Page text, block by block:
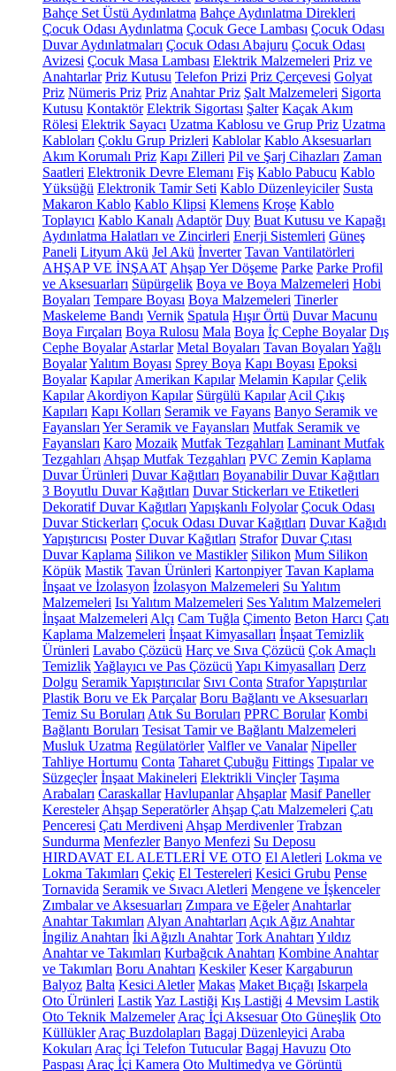
Bahçe Set Üstü Aydınlatma Bahçe Aydınlatma Direkleri
Çocuk Odası Aydınlatma Çocuk Gece Lambası Çocuk Odası
Duvar Aydınlatmaları Çocuk Odası Abajuru Çocuk Odası
Avizesi Çocuk Masa Lambası Elektrik Malzemeleri Priz ve
Anahtarlar Priz Kutusu Telefon Prizi Priz Çerçevesi Golyat
Priz Nümeris Priz Priz Anahtar Priz Şalt Malzemeleri Sigorta
Kutusu Kontaktör Elektrik Sigortası Şalter Kaçak Akım
Rölesi Elektrik Sayacı Uzatma Kablosu ve Grup Priz Uzatma
Kabloları Çoklu Grup Prizleri Kablolar Kablo Aksesuarları
Akım Korumalı Priz Kapı Zilleri Pil ve Şarj Cihazları Zaman
Saatleri Elektronik Devre Elemanı Fiş Kablo Pabucu Kablo
Yüksüğü Elektronik Tamir Seti Kablo Düzenleyiciler Susta
Makaron Kablo Kablo Klipsi Klemens Kroşe Kablo
Toplayıcı Kablo Kanalı Adaptör Duy Buat Kutusu ve Kapağı
Aydınlatma Halatları ve Zincirleri Enerji Sistemleri Güneş
Paneli Lityum Akü Jel Akü İnverter Tavan Vantilatörleri
AHŞAP VE İNŞAAT Ahşap Yer Döşeme Parke Parke Profil
ve Aksesuarları Süpürgelik Boya ve Boya Malzemeleri Hobi
Boyaları Tempare Boyası Boya Malzemeleri Tinerler
Maskeleme Bandı Vernik Spatula Hışır Örtü Duvar Macunu
Boya Fırçaları Boya Rulosu Mala Boya İç Cephe Boyalar Dış
Cephe Boyalar Astarlar Metal Boyaları Tavan Boyaları Yağlı
BoyalarYalıtım Boyası Sprey Boya Kapı Boyası Epoksi
Boyalar Kapılar Amerikan Kapılar Melamin Kapılar Çelik
Kapılar Akordiyon Kapılar Sürgülü Kapılar Acil Çıkış
Kapıları Kapı Kolları Seramik ve Fayans Banyo Seramik ve
Fayansları Yer Seramik ve Fayansları Mutfak Seramik ve
Fayansları Karo Mozaik Mutfak Tezgahları Laminant Mutfak
Tezgahları Ahşap Mutfak Tezgahları PVC Zemin Kaplama
Duvar Ürünleri Duvar Kağıtları Boyanabilir Duvar Kağıtları
3 Boyutlu Duvar Kağıtları Duvar Stickerları ve Etiketleri
Dekoratif Duvar Kağıtları Yapışkanlı Folyolar Çocuk Odası
Duvar Stickerları Çocuk Odası Duvar Kağıtları Duvar Kağıdı
Yapıştırıcısı Poster Duvar Kağıtları Strafor Duvar Çıtası
Duvar Kaplama Silikon ve Mastikler Silikon Mum Silikon
Köpük Mastik Tavan Ürünleri Kartonpiyer Tavan Kaplama
İnşaat ve İzolasyon İzolasyon Malzemeleri Su Yalıtım
Malzemeleri Isı Yalıtım Malzemeleri Ses Yalıtım Malzemeleri
İnşaat Malzemeleri Alçı Cam Tuğla Çimento Beton Harcı Çatı
Kaplama Malzemeleri İnşaat Kimyasalları İnşaat Temizlik
Ürünleri Lavabo Çözücü Harç ve Sıva Çözücü Çok Amaçlı
TemizlikYağlayıcı ve Pas Çözücü Yapı Kimyasalları Derz
Dolgu Seramik Yapıştırıcılar Sıvı Conta Strafor Yapıştırılar
Plastik Boru ve Ek Parçalar Boru Bağlantı ve Aksesuarları
Temiz Su Boruları Atık Su Boruları PPRC Borular Kombi
Bağlantı Boruları Tesisat Tamir ve Bağlantı Malzemeleri
Musluk Uzatma Regülatörler Valfler ve Vanalar Nipeller
Tahliye Hortumu Conta Taharet Çubuğu Fittings Tıpalar ve
Süzgeçler İnşaat Makineleri Elektrikli Vinçler Taşıma
Arabaları Caraskallar Havlupanlar Ahşaplar Masif Paneller
Keresteler Ahşap Seperatörler Ahşap Çatı Malzemeleri Çatı
Penceresi Çatı Merdiveni Ahşap Merdivenler Trabzan
Sundurma Menfezler Banyo Menfezi Su Deposu
HIRDAVAT EL ALETLERİ VE OTO El Aletleri Lokma ve
Lokma Takımları Çekiç El Testereleri Kesici Grubu Pense
Tornavida Seramik ve Sıvacı Aletleri Mengene ve İşkenceler
Zımbalar ve Aksesuarları Zımpara ve Eğeler Anahtarlar
Anahtar Takımları Alyan Anahtarları Açık Ağız Anahtar
İngiliz Anahtarı İki Ağızlı Anahtar Tork Anahtarı Yıldız
Anahtar ve Takımları Kurbağcık Anahtarı Kombine Anahtar
ve Takımları Boru Anahtarı Keskiler Keser Kargaburun
Balyoz Balta Kesici Aletler Makas Maket Bıçağı Iskarpela
Oto Ürünleri LastikYaz Lastiği Kış Lastiği 4 Mevsim Lastik
Oto Teknik Malzemeler Araç İçi Aksesuar Oto Güneşlik Oto
Küllükler Araç Buzdolapları Bagaj Düzenleyici Araba
Kokuları Araç İçi Telefon Tutucular Bagaj Havuzu Oto
Paspası Araç İçi Kamera Oto Multimedya ve Görüntü